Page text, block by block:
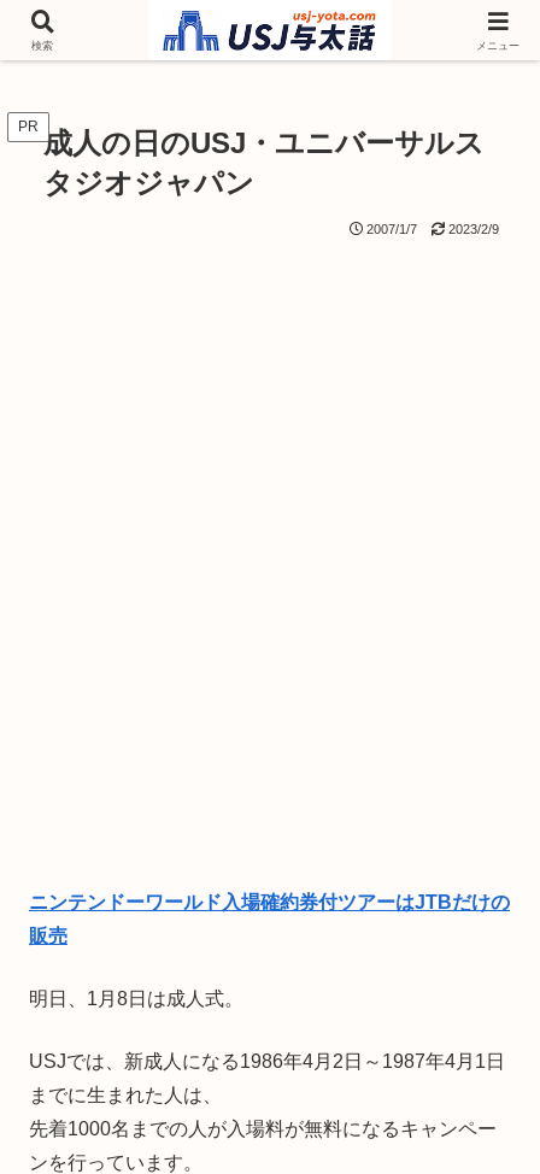
チケットやシーズンイベント ニンテンドーワールド アトラクションなどユニ
バを歩いて情報収集しています
PR 成人の日のUSJ・ユニバーサルス
タジオジャパン
2007/1/7 2023/2/9
ニンテンドーワールド入場確約券付ツアーはJTBだけの
販売
明日、1月8日は成人式。
USJでは、新成人になる1986年4月2日～1987年4月1日
までに生まれた人は、
先着1000名までの人が入場料が無料になるキャンペー
ンを行っています。
検索 メニュー